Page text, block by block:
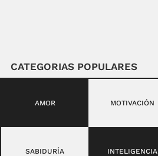
CATEGORIAS POPULARES
AMOR MOTIVACIÓN
SABIDURÍA INTELIGENCIA